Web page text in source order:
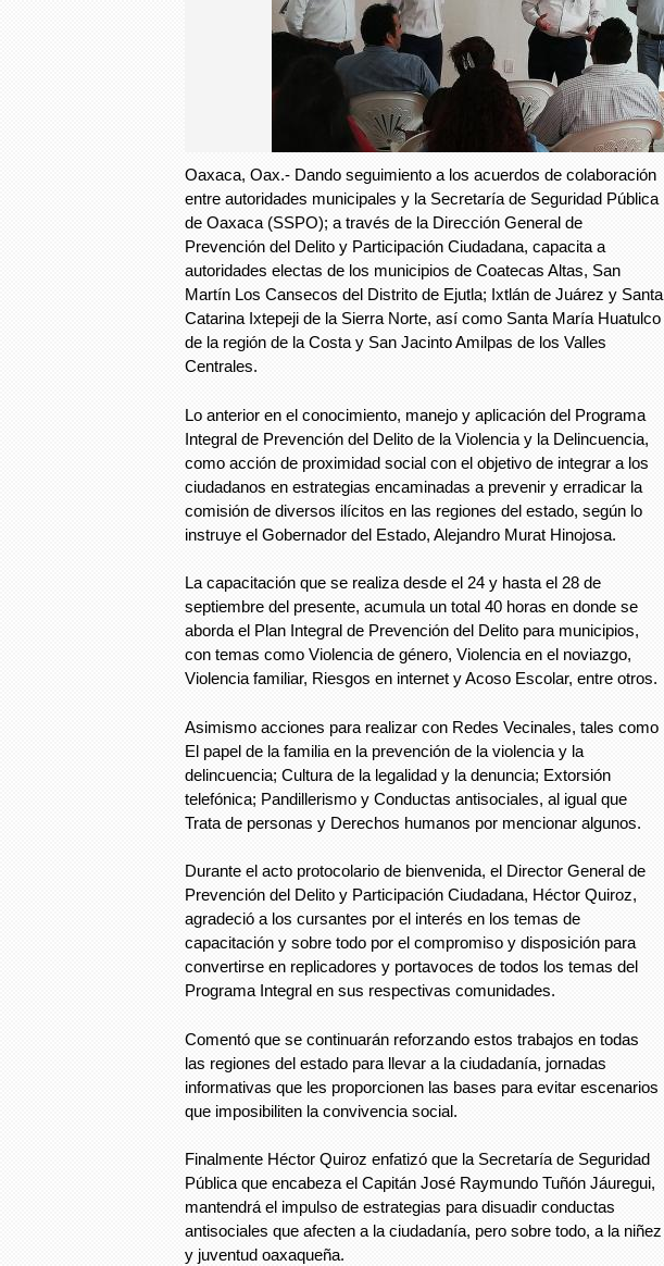
Oaxaca, Oax.- Dando seguimiento a los acuerdos de colaboración
entre autoridades municipales y la Secretaría de Seguridad Pública
de Oaxaca (SSPO); a través de la Dirección General de
Prevención del Delito y Participación Ciudadana, capacita a
autoridades electas de los municipios de Coatecas Altas, San
Martín Los Cansecos del Distrito de Ejutla; Ixtlán de Juárez y Santa
Catarina Ixtepeji de la Sierra Norte, así como Santa María Huatulco
de la región de la Costa y San Jacinto Amilpas de los Valles
Centrales.
Lo anterior en el conocimiento, manejo y aplicación del Programa
Integral de Prevención del Delito de la Violencia y la Delincuencia,
como acción de proximidad social con el objetivo de integrar a los
ciudadanos en estrategias encaminadas a prevenir y erradicar la
comisión de diversos ilícitos en las regiones del estado, según lo
instruye el Gobernador del Estado, Alejandro Murat Hinojosa.
La capacitación que se realiza desde el 24 y hasta el 28 de
septiembre del presente, acumula un total 40 horas en donde se
aborda el Plan Integral de Prevención del Delito para municipios,
con temas como Violencia de género, Violencia en el noviazgo,
Violencia familiar, Riesgos en internet y Acoso Escolar, entre otros.
Asimismo acciones para realizar con Redes Vecinales, tales como
El papel de la familia en la prevención de la violencia y la
delincuencia; Cultura de la legalidad y la denuncia; Extorsión
telefónica; Pandillerismo y Conductas antisociales, al igual que
Trata de personas y Derechos humanos por mencionar algunos.
Durante el acto protocolario de bienvenida, el Director General de
Prevención del Delito y Participación Ciudadana, Héctor Quiroz,
agradeció a los cursantes por el interés en los temas de
capacitación y sobre todo por el compromiso y disposición para
convertirse en replicadores y portavoces de todos los temas del
Programa Integral en sus respectivas comunidades.
Comentó que se continuarán reforzando estos trabajos en todas
las regiones del estado para llevar a la ciudadanía, jornadas
informativas que les proporcionen las bases para evitar escenarios
que imposibiliten la convivencia social.
Finalmente Héctor Quiroz enfatizó que la Secretaría de Seguridad
Pública que encabeza el Capitán José Raymundo Tuñón Jáuregui,
mantendrá el impulso de estrategias para disuadir conductas
antisociales que afecten a la ciudadanía, pero sobre todo, a la niñez
y juventud oaxaqueña.